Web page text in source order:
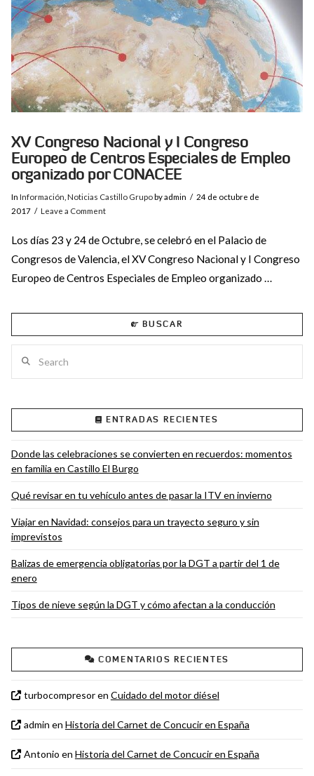
XV Congreso Nacional y I Congreso
Europeo de Centros Especiales de Empleo
organizado por CONACEE
In Información Noticias Castillo Grupoby admin
24 de octubre de
2017
Leave a Comment
Los días 23 y 24 de Octubre, se celebró en el Palacio de
Congresos de Valencia, el XV Congreso Nacional y I Congreso
Europeo de Centros Especiales de Empleo organizado …
BUSCAR
ENTRADAS RECIENTES
Donde las celebraciones se convierten en recuerdos: momentos
en familia en Castillo El Burgo
Qué revisar en tu vehículo antes de pasar la ITV en invierno
Viajar en Navidad: consejos para un trayecto seguro y sin
imprevistos
Balizas de emergencia obligatorias por la DGT a partir del 1 de
enero
Tipos de nieve según la DGT y cómo afectan a la conducción
COMENTARIOS RECIENTES
turbocompresoren Cuidado del motor diésel
admin en Historia del Carnet de Concucir en España
Antonio en Historia del Carnet de Concucir en España